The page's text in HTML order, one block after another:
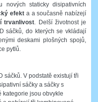
nových staticky disipativních
efekt a a současně nabízejí
trvanlivost. Delší životnost je
sáčků, do kterých se vkládají
deskami plošných spojů,
pytlů.
sáčků. V podstatě existují tři
sáčky a sáčky s
kategorie jsou obvykle